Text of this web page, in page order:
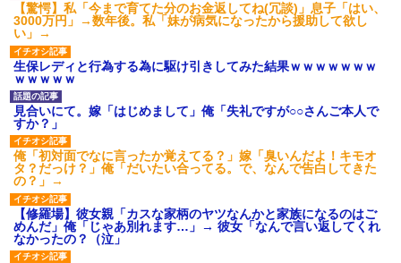
【驚愕】私「今まで育てた分のお金返してね(冗談)」息子「はい、
3000万円」→数年後。私「妹が病気になったから援助して欲し
い」→
生保レディと行為する為に駆け引きしてみた結果ｗｗｗｗｗｗｗ
ｗｗｗｗｗ
見合いにて。嫁「はじめまして」俺「失礼ですが○○さんご本人で
すか？」
俺「初対面でなに言ったか覚えてる？」嫁「臭いんだよ！キモオ
タ？だっけ？」俺「だいたい合ってる。で、なんで告白してきた
の？」→
【修羅場】彼女親「カスな家柄のヤツなんかと家族になるのはご
めんだ」俺「じゃあ別れます…」→ 彼女「なんで言い返してくれ
なかったの？（泣」